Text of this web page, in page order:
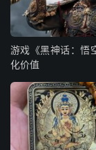
游戏《黑神话：悟
化价值